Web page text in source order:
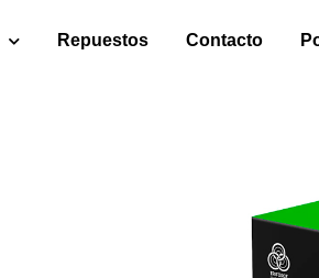
Repuestos Contacto